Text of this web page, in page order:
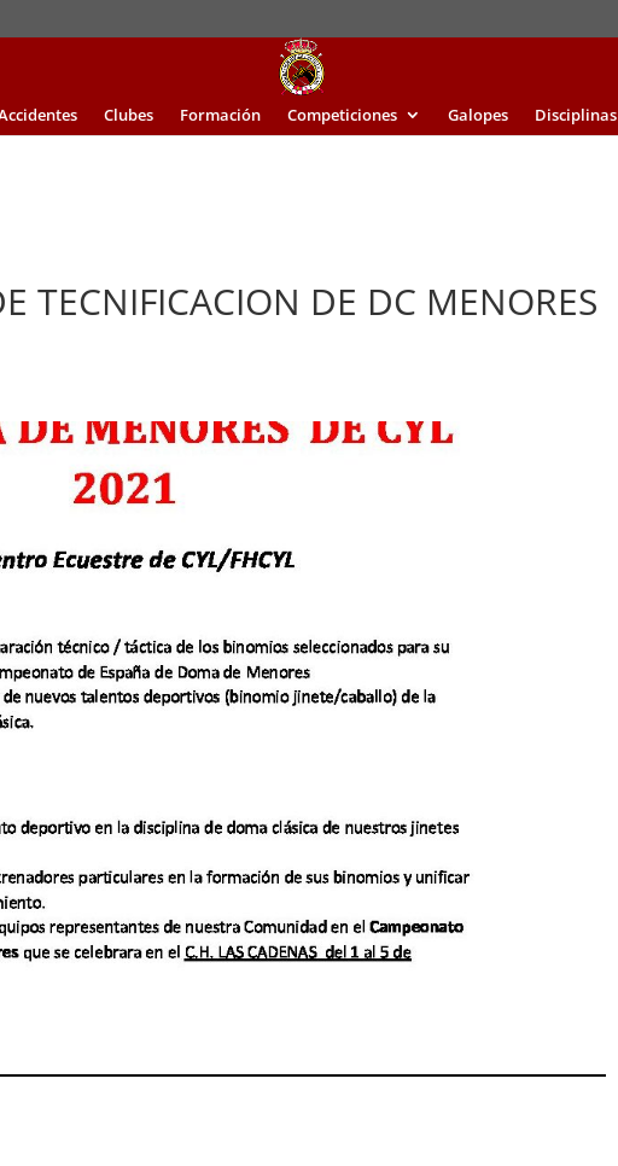
Clubes Formación Competiciones Galopes Disciplinas
TECNIFICACION DE DC MENORES